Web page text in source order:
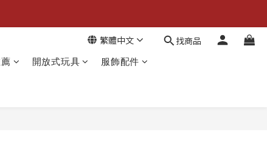
繁體中文 找商品
開放式玩具 服飾配件